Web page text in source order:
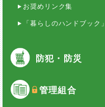
お奨めリンク集
「暮らしのハンドブック」
防犯・防災
管理組合